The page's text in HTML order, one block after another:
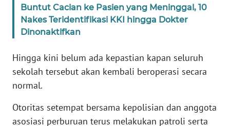
Buntut Cacian ke Pasien yang Meninggal, 10
Nakes Teridentifikasi KKI hingga Dokter
Dinonaktifkan
Hingga kini belum ada kepastian kapan seluruh
sekolah tersebut akan kembali beroperasi secara
normal.
Otoritas setempat bersama kepolisian dan anggota
asosiasi perburuan terus melakukan patroli serta
SIBER
KARIR
Wahana